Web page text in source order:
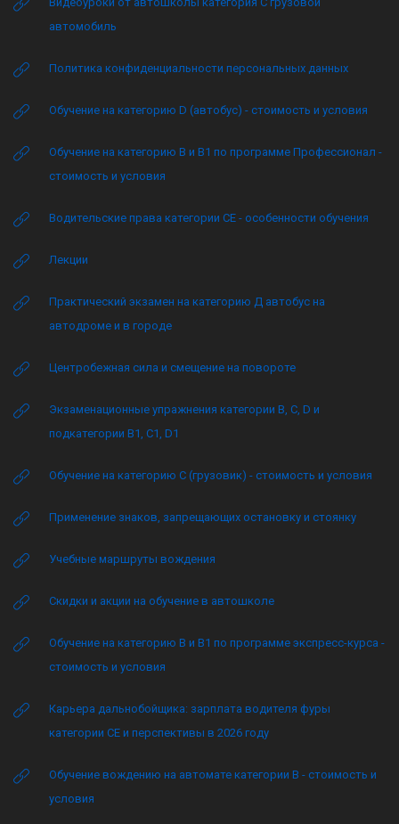
автомобиль
Политика конфиденциальности персональных данных
Обучение на категорию D (автобус) - стоимость и условия
Обучение на категорию B и B1 по программе Профессионал -
стоимость и условия
Водительские права категории CE - особенности обучения
Лекции
Практический экзамен на категорию Д автобус на
автодроме и в городе
Центробежная сила и смещение на повороте
Экзаменационные упражнения категории B, C, D и
подкатегории B1, C1, D1
Обучение на категорию C (грузовик) - стоимость и условия
Применение знаков, запрещающих остановку и стоянку
Учебные маршруты вождения
Скидки и акции на обучение в автошколе
Обучение на категорию B и B1 по программе экспресс-курса -
стоимость и условия
Карьера дальнобойщика: зарплата водителя фуры
категории CE и перспективы в 2026 году
Обучение вождению на автомате категории B - стоимость и
условия